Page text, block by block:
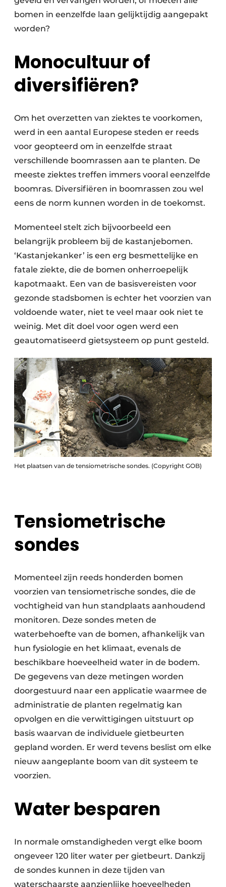
bomen in eenzelfde laan gelijktijdig aangepakt
worden?
Monocultuur of
diversifiëren?
Om het overzetten van ziektes te voorkomen,
werd in een aantal Europese steden er reeds
voor geopteerd om in eenzelfde straat
verschillende boomrassen aan te planten. De
meeste ziektes treffen immers vooral eenzelfde
boomras. Diversifiëren in boomrassen zou wel
eens de norm kunnen worden in de toekomst.
Momenteel stelt zich bijvoorbeeld een
belangrijk probleem bij de kastanjebomen.
‘Kastanjekanker’ is een erg besmettelijke en
fatale ziekte, die de bomen onherroepelijk
kapotmaakt. Een van de basisvereisten voor
gezonde stadsbomen is echter het voorzien van
voldoende water, niet te veel maar ook niet te
weinig. Met dit doel voor ogen werd een
geautomatiseerd gietsysteem op punt gesteld.
Het plaatsen van de tensiometrische sondes. (Copyright GOB)
Tensiometrische
sondes
Momenteel zijn reeds honderden bomen
voorzien van tensiometrische sondes, die de
vochtigheid van hun standplaats aanhoudend
monitoren. Deze sondes meten de
waterbehoefte van de bomen, afhankelijk van
hun fysiologie en het klimaat, evenals de
beschikbare hoeveelheid water in de bodem.
De gegevens van deze metingen worden
doorgestuurd naar een applicatie waarmee de
administratie de planten regelmatig kan
opvolgen en die verwittigingen uitstuurt op
basis waarvan de individuele gietbeurten
gepland worden. Er werd tevens beslist om elke
nieuw aangeplante boom van dit systeem te
voorzien.
Water besparen
In normale omstandigheden vergt elke boom
ongeveer 120 liter water per gietbeurt. Dankzij
de sondes kunnen in deze tijden van
waterschaarste aanzienlijke hoeveelheden